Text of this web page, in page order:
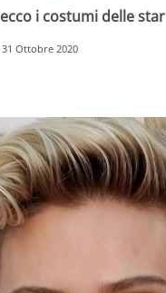
i costumi delle star
31 Ottobre 2020